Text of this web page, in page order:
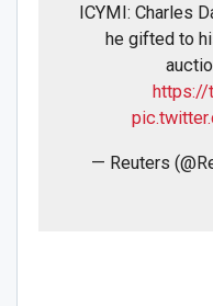
ICYMI: Charles
he gifted to
https://
— Reuters